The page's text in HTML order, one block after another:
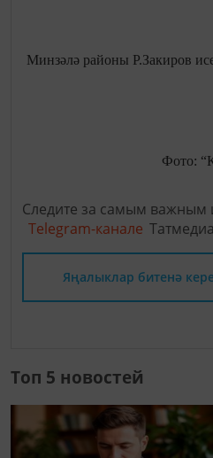
Минзәлә районы Р.Закиров
Фото:
Следите за самым важным
Telegram-канале Татмедиа
Яңалыклар битенә
Топ 5 новостей